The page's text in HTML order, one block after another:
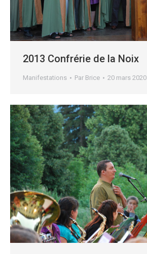
2013 Confrérie de la Noix
Manifestations Par Brice 20 mars 2020